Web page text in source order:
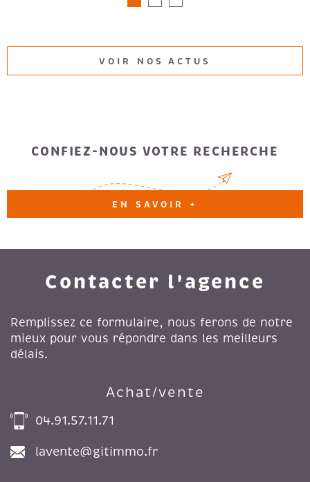
VOIR NOS ACTUS
CONFIEZ-NOUS VOTRE RECHERCHE
EN SAVOIR +
Contacter l'agence
Remplissez ce formulaire, nous ferons de notre
mieux pour vous répondre dans les meilleurs
délais.
Achat/vente
04.91.57.11.71
lavente@gitimmo.fr